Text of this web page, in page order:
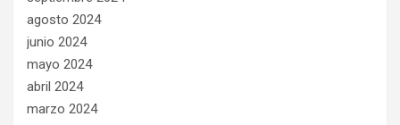
agosto 2024
junio 2024
mayo 2024
abril 2024
marzo 2024